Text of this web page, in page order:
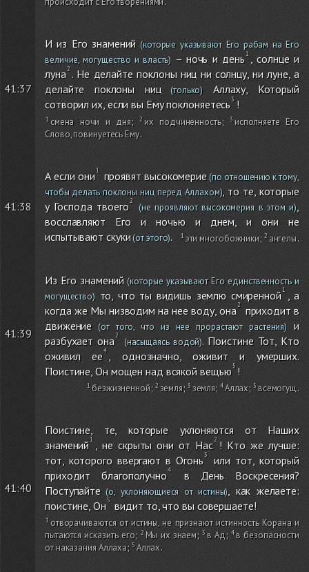
41:37
И из Его знамений (которые указывают Его рабам на Его
величие, могущество и власть) – ночь и день , солнце и
луна . Не делайте поклоны ниц ни солнцу, ни луне, а
делайте поклоны ниц(только)
Аллаху, Который
сотворил их, если вы Ему поклоняетесь !
смена ночи и дня; их подчиненность;
исполняете Его
Слово, повинуетесь Ему.
41:38
А если они проявят высокомерие(по отношению к тому,
чтобы делать поклоны ниц перед Аллахом), то те, которые
у Господа твоего
(не проявляют высокомерия в этом и)
восславляют Его и ночью и днем, и они не
испытывают скуки(от этого). эти многобожники; ангелы.
41:39
Из Его знамений (которые указывают Его единственность и
могущество)то, что ты видишь землю смиренной
, а
когда же Мы низводим на нее воду, она
приходит в
движение (от того, что из нее прорастают растения) и
разбухает она
(насыщаясь водой). Поистине Тот, Кто
оживил ее
, однозначно, оживит и умерших.
Поистине, Он мощен над всякой вещью !
безжизненной; земля; земля; Аллах; всемогущ.
41:40
Поистине, те, которые уклоняются от Наших
знамений
, не скрыты они от Нас ! Кто же лучше:
тот, которого ввергают в Огонь
или тот, который
приходит благополучно
в День Воскресения?
Поступайте (о, уклоняющиеся от истины)
, как желаете:
поистине, Он
видит то, что вы совершаете!
отворачиваются от истины, не признают истинность Корана и
пытаются исказить его; Мы их знаем; в Ад;
в безопасности
от наказания Аллаха; Аллах.